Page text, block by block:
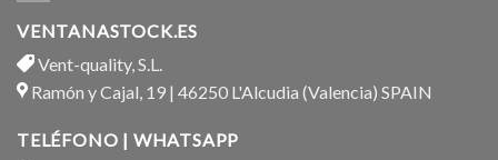
VENTANASTOCK.ES
Vent-quality, S.L.
Ramón y Cajal, 19 | 46250 L'Alcudia (Valencia) SPAIN
TELÉFONO | WHATSAPP